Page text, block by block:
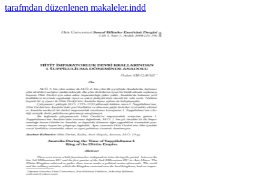
tarafmdan düzenlenen makaleler.indd